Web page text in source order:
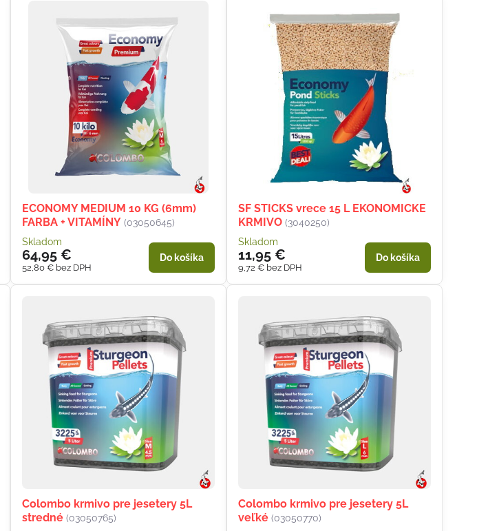
ECONOMY MEDIUM 10 KG (6mm)
FARBA + VITAMÍNY (03050645)
Skladom
64,95 €
52,80 € bez DPH
Do košíka
SF STICKS vrece 15 L EKONOMICKE
KRMIVO (3040250)
Skladom
11,95 €
9,72 € bez DPH
Do košíka
Colombo krmivo pre jesetery 5L
stredné (03050765)
Colombo krmivo pre jesetery 5L
veľké (03050770)